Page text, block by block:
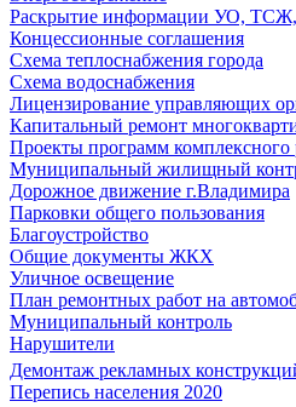
Раскрытие информации УО,
Концессионные соглашения
Схема теплоснабжения города
Схема водоснабжения
Лицензирование управляющих
Капитальный ремонт
Проекты программ комплексного
Муниципальный жилищный
Дорожное движение г.Владимира
Парковки общего пользования
Благоустройство
Общие документы ЖКХ
Уличное освещение
План ремонтных работ на
Муниципальный контроль
Нарушители
Демонтаж рекламных
Перепись населения 2020